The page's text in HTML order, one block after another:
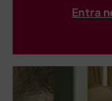
Entra